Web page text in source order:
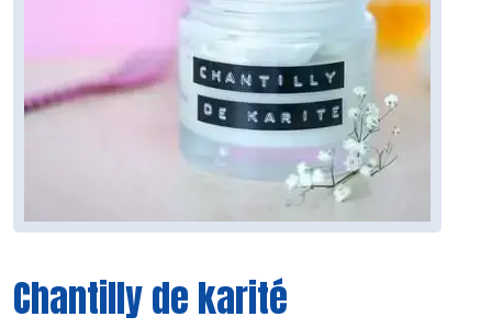
Chantilly de karité